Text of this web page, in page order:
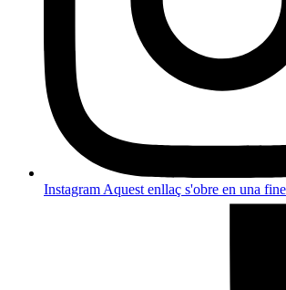
InstagramAquest enllaç s'obre en una